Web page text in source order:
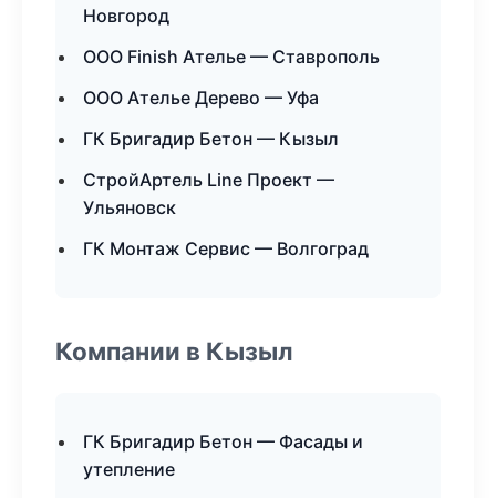
Новгород
ООО Finish Ателье — Ставрополь
ООО Ателье Дерево — Уфа
ГК Бригадир Бетон — Кызыл
СтройАртель Line Проект —
Ульяновск
ГК Монтаж Сервис — Волгоград
Компании в Кызыл
ГК Бригадир Бетон — Фасады и
утепление